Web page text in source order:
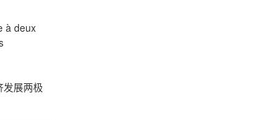
à deux
展两极